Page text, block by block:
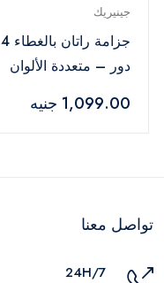
جينيريك
جزامة راتان بالغطاء 4
دور – متعددة الألوان
1,099.00 جنيه
تواصل معنا
24H/7